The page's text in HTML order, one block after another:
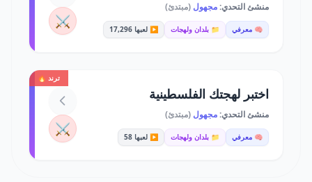
منشئ التحدي:مجهول (مبتدئ)
🧠 معرفي 📁 بلدان ولهجات ▶️ لعبها 17,296 ⚔️
ترند 🔥
اختبر لهجتك الفلسطينية
منشئ التحدي:مجهول (مبتدئ)
🧠 معرفي 📁 بلدان ولهجات ▶️ لعبها 58 ⚔️